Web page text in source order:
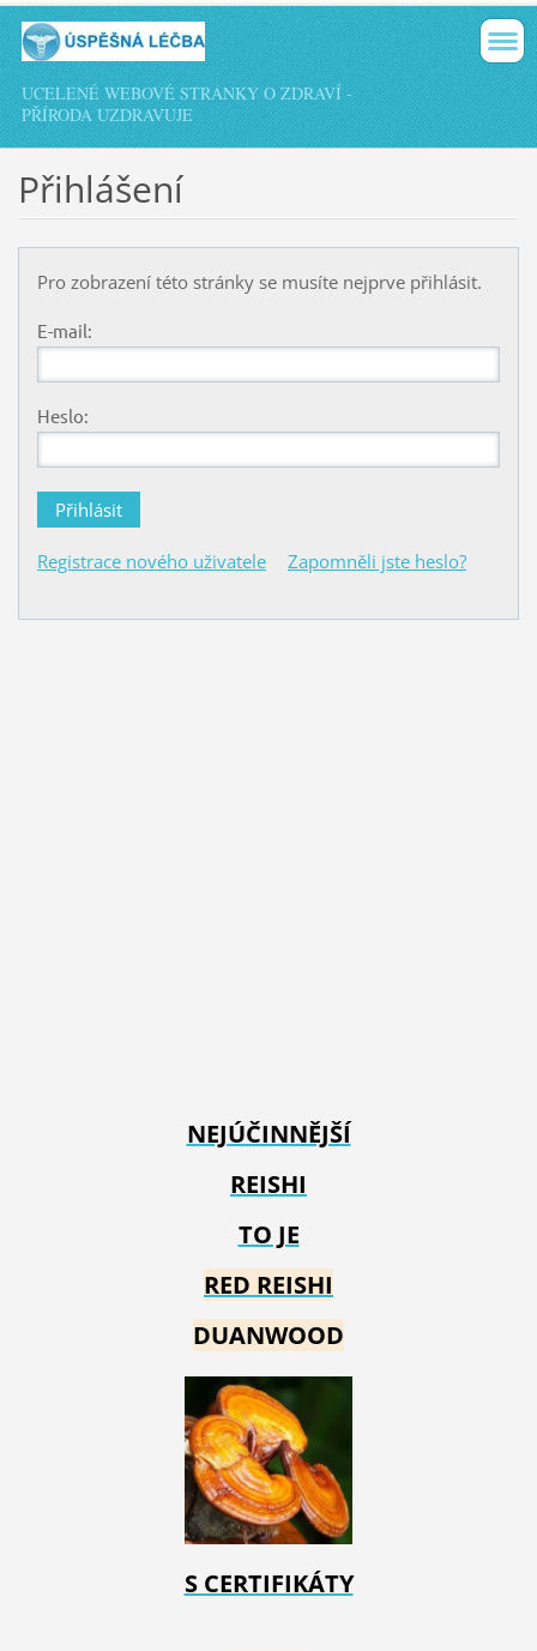
UCELENÉ WEBOVÉ STRÁNKY O ZDRAVÍ -
PŘÍRODA UZDRAVUJE
Přihlášení
Pro zobrazení této stránky se musíte nejprve přihlásit.
E-mail:
Heslo:
Registrace nového uživatele Zapomněli jste heslo?
NEJÚČINNĚJŠÍ
REISHI
TO JE
RED REISHI
DUANWOOD
S CERTIFIKÁTY